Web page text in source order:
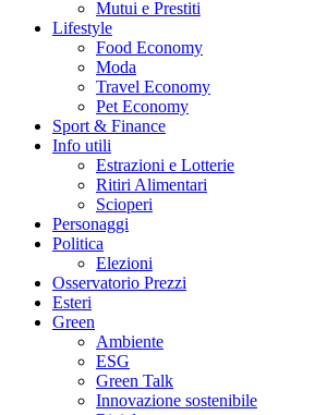
Mutui e Prestiti
Lifestyle
Food Economy
Moda
Travel Economy
Pet Economy
Sport & Finance
Info utili
Estrazioni e Lotterie
Ritiri Alimentari
Scioperi
Personaggi
Politica
Elezioni
Osservatorio Prezzi
Esteri
Green
Ambiente
ESG
Green Talk
Innovazione sostenibile